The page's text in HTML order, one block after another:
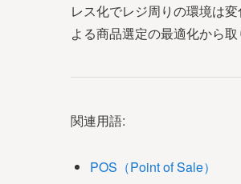
レス化でレジ周りの環境は
よる商品選定の最適化から取
関連用語:
POS（Point of Sale）